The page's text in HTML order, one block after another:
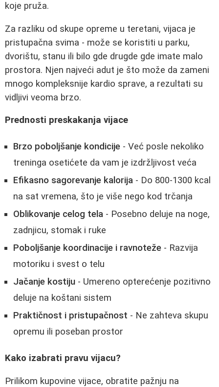
koje pruža.
Za razliku od skupe opreme u teretani, vijaca je
pristupačna svima - može se koristiti u parku,
dvorištu, stanu ili bilo gde drugde gde imate malo
prostora. Njen najveći adut je što može da zameni
mnogo kompleksnije kardio sprave, a rezultati su
vidljivi veoma brzo.
Prednosti preskakanja vijace
Brzo poboljšanje kondicije - Već posle nekoliko
treninga osetićete da vam je izdržljivost veća
Efikasno sagorevanje kalorija - Do 800-1300 kcal
na sat vremena, što je više nego kod trčanja
Oblikovanje celog tela - Posebno deluje na noge,
zadnjicu, stomak i ruke
Poboljšanje koordinacije i ravnoteže - Razvija
motoriku i svest o telu
Jačanje kostiju - Umereno opterećenje pozitivno
deluje na koštani sistem
Praktičnost i pristupačnost - Ne zahteva skupu
opremu ili poseban prostor
Kako izabrati pravu vijacu?
Prilikom kupovine vijace, obratite pažnju na